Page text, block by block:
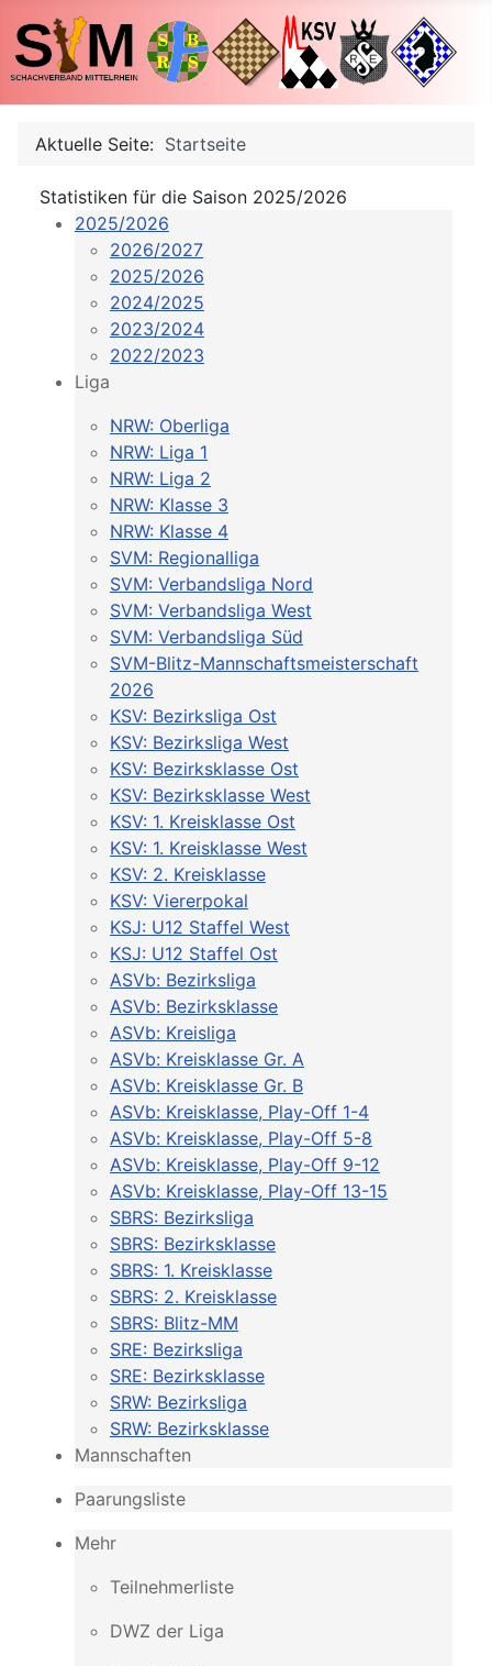
Aktuelle Seite: Startseite
Statistiken für die Saison 2025/2026
2025/2026
2026/2027
2025/2026
2024/2025
2023/2024
2022/2023
Liga
NRW: Oberliga
NRW: Liga 1
NRW: Liga 2
NRW: Klasse 3
NRW: Klasse 4
SVM: Regionalliga
SVM: Verbandsliga Nord
SVM: Verbandsliga West
SVM: Verbandsliga Süd
SVM-Blitz-Mannschaftsmeisterschaft
2026
KSV: Bezirksliga Ost
KSV: Bezirksliga West
KSV: Bezirksklasse Ost
KSV: Bezirksklasse West
KSV: 1. Kreisklasse Ost
KSV: 1. Kreisklasse West
KSV: 2. Kreisklasse
KSV: Viererpokal
KSJ: U12 Staffel West
KSJ: U12 Staffel Ost
ASVb: Bezirksliga
ASVb: Bezirksklasse
ASVb: Kreisliga
ASVb: Kreisklasse Gr. A
ASVb: Kreisklasse Gr. B
ASVb: Kreisklasse, Play-Off 1-4
ASVb: Kreisklasse, Play-Off 5-8
ASVb: Kreisklasse, Play-Off 9-12
ASVb: Kreisklasse, Play-Off 13-15
SBRS: Bezirksliga
SBRS: Bezirksklasse
SBRS: 1. Kreisklasse
SBRS: 2. Kreisklasse
SBRS: Blitz-MM
SRE: Bezirksliga
SRE: Bezirksklasse
SRW: Bezirksliga
SRW: Bezirksklasse
Mannschaften
Paarungsliste
Mehr
Teilnehmerliste
DWZ der Liga